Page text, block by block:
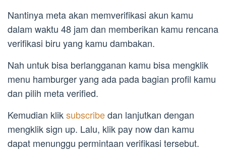
Nantinya meta akan memverifikasi akun kamu
dalam waktu 48 jam dan memberikan kamu rencana
verifikasi biru yang kamu dambakan.
Nah untuk bisa berlangganan kamu bisa mengklik
menu hamburger yang ada pada bagian profil kamu
dan pilih meta verified.
Kemudian kliksubscribedan lanjutkan dengan
mengklik sign up. Lalu, klik pay now dan kamu
dapat menunggu permintaan verifikasi tersebut.